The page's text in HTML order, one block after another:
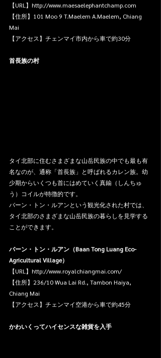
【URL】http://www.maesaelephantchamp.com
【住所】101 Moo 9 T.Maelem A.Maelem, Chiang
Mai
【アクセス】チェンマイ市内から車で約30分
首長族の村
タイ北部に住むさまざまな山岳民族の中でも最も有
名なのが、通称「首長族」と呼ばれるカレン族。幼
少期からいくつも首にはめていく真鍮（しんちゅ
う）コイルが特徴的です。
バーン・トン・ルアンという観光化された村では、
タイ北部のさまざまな山岳民族の暮らしを見学する
ことができます。
バーン・トン・ルアン（Baan Tong Luang Eco-
Agricultural Village）
【URL】http://www.royalchiangmai.com/
【住所】236/10 Wua Lai Rd., Tambon Haiya,
Chiang Mai
【アクセス】チェンマイ空港から車で約45分
かわいくってハイセンスな雑貨を入手